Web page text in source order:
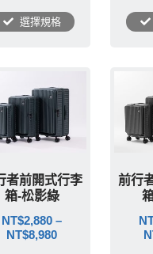
選擇規格
者前開式行李
箱-松影綠
NT$2,880 –
NT$8,980
前行